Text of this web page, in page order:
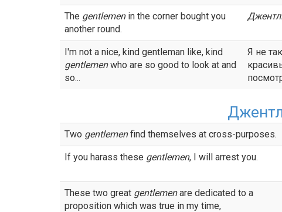
The gentlemenin the corner bought you
another round.
I'm not a nice, kind gentleman like, kind
gentlemenwho are so good to look at and
so...
Я не
Two gentlemenfind themselves at cross-purposes.
If you harass these gentlemen, I will arrest you.
These two great gentlemenare dedicated to a
proposition which was true in my time,